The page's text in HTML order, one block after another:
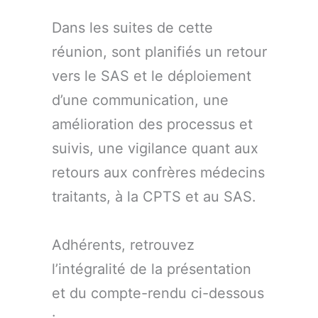
Dans les suites de cette
réunion, sont planifiés un retour
vers le SAS et le déploiement
d’une communication, une
amélioration des processus et
suivis, une vigilance quant aux
retours aux confrères médecins
traitants, à la CPTS et au SAS.
Adhérents, retrouvez
l’intégralité de la présentation
et du compte-rendu ci-dessous